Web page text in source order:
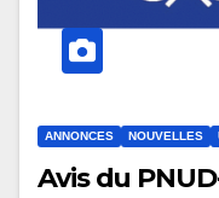
ANNONCES NOUVELLES
Avis du